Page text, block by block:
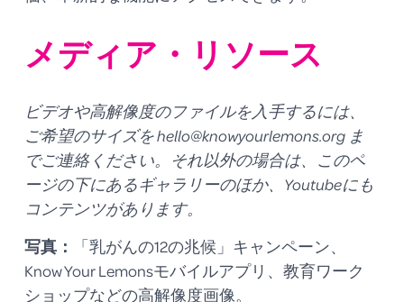
メディア・リソース
ビデオや高解像度のファイルを入手するには、
ご希望のサイズを hello@knowyourlemons.org ま
でご連絡ください。それ以外の場合は、このペ
ージの下にあるギャラリーのほか、Youtubeにも
コンテンツがあります。
写真：
「乳がんの12の兆候」キャンペーン、
Know Your Lemonsモバイルアプリ、教育ワーク
ショップなどの高解像度画像。